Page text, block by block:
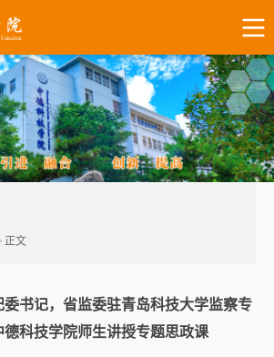
正文
委书记，省监委驻青岛科技大学监察专
德科技学院师生讲授专题思政课